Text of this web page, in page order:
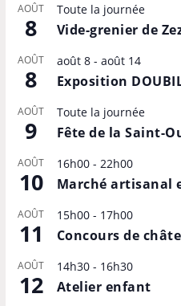
AOÛT
8
Toute la journée
Vide-grenier de
AOÛT
8
août 8- août 14
Exposition
AOÛT
9
Toute la journée
Fête de la Saint-
AOÛT
10
16h00- 22h00
Marché artisanal
AOÛT
11
15h00- 17h00
Concours de
AOÛT
12
14h30- 16h30
Atelier enfant